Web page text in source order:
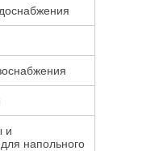
и
напольного